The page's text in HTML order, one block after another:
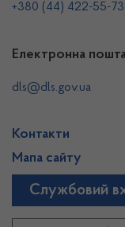
+380 (44) 422-55-73
Електронна
dls@dls.gov.ua
Контакти
Мапа сайту
Службовий